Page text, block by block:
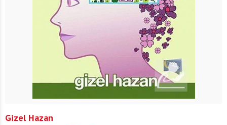
Gizel Hazan